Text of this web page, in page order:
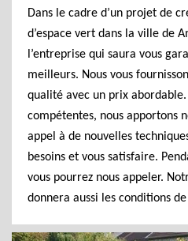
Dans le cadre d’un projet de
d’espace vert dans la ville de
l’entreprise qui saura vous
meilleurs. Nous vous
qualité avec un prix abordable.
compétentes, nous apportons
appel à de nouvelles
besoins et vous satisfaire.
vous pourrez nous appeler.
donnera aussi les conditions